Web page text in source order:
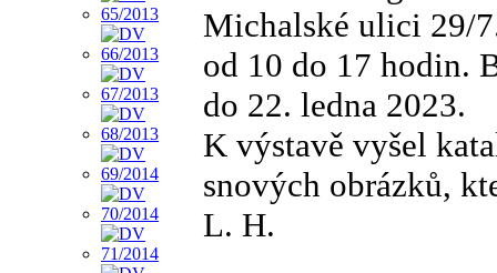
Michalské ulici 29/
od 10 do 17 hodin.
do 22. ledna 2023.
K výstavě vyšel
snových obrázků,
L. H.